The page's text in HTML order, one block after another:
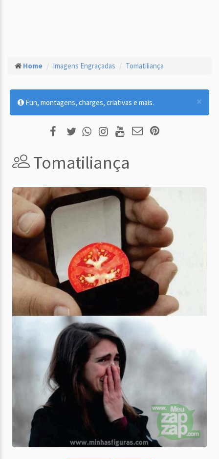
Home Imagens Engraçadas Tomatiliança
×
Fun, montagens, charges, criativas e mais.
Tomatiliança